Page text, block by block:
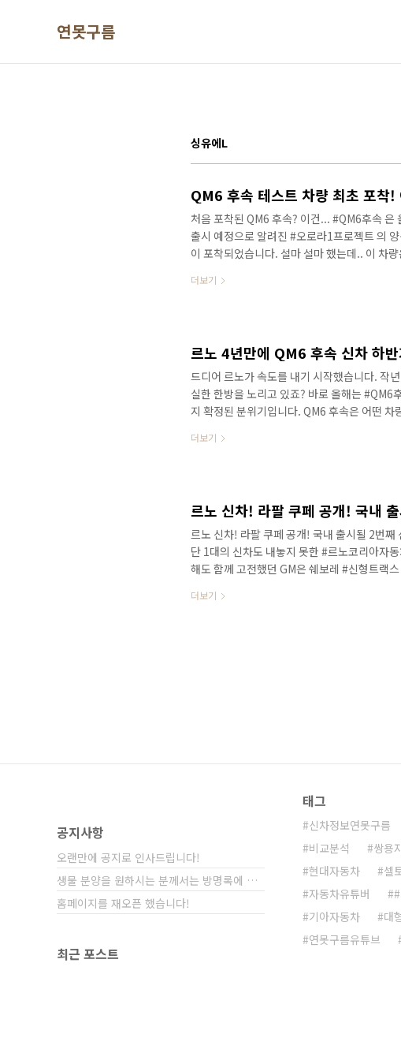
연못구름
싱유에L
QM6 후속 테스트 차량 최초 포착!
처음 포착된 QM6 후속? 이건... #QM6후속
출시 예정으로 알려진 #오로라1프로젝트 의
이 포착되었습니다. 설마 설마 했는데.. 이 차
도로에서 포착된 것은 이번에 처음인데, 함께
더보기
르노 4년만에 QM6 후속 신차 하
드디어 르노가 속도를 내기 시작했습니다. 작
실한 한방을 노리고 있죠? 바로 올해는 #QM6
지 확정된 분위기입니다. QM6 후속은 어떤
출 허브로 만들겠다는 것과 함께 투자 계획을
더보기
르노 신차! 라팔 쿠페 공개! 국내
르노 신차! 라팔 쿠페 공개! 국내 출시될 2번
단 1대의 신차도 내놓지 못한 #르노코리아자
해도 함께 고전했던 GM은 쉐보레 #신형트랙
은 르노그룹 회장인 루카 데 메오에게 쏠렸고
더보기
공지사항
오랜만에 공지로 인사드립니다!
생물 분양을 원하시는 분께서는 방명록에 비밀글⋯
홈페이지를 재오픈 했습니다!
최근 포스트
태그
신차정보연못구름
비교분석
쌍용
현대자동차
셀
자동차유튜버
기아자동차
대
연못구름유튜브